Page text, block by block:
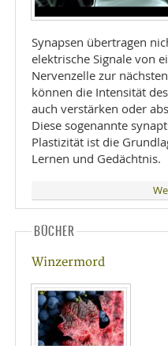
Synapsen übertragen
elektrische Signale von
Nervenzelle zur
können die Intensität
auch verstärken oder
Diese sogenannte
Plastizität ist die
Lernen und Gedächtnis.
BÜCHER
Winzermord